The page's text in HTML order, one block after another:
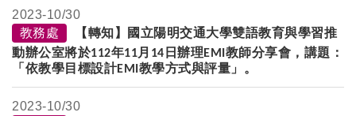
2023-10/30
教務處
【轉知】國立陽明交通大學雙語教育與學習推
動辦公室將於112年11月 14 日辦理EMI教師分享會，講題：
「依教學目標設計EMI教學方式與評量」。
2023-10/30